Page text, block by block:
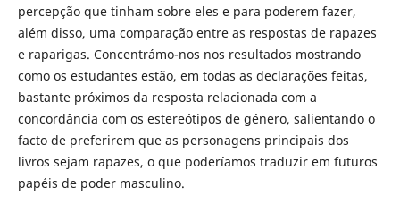
percepção que tinham sobre eles e para poderem fazer,
além disso, uma comparação entre as respostas de rapazes
e raparigas. Concentrámo-nos nos resultados mostrando
como os estudantes estão, em todas as declarações feitas,
bastante próximos da resposta relacionada com a
concordância com os estereótipos de género, salientando o
facto de preferirem que as personagens principais dos
livros sejam rapazes, o que poderíamos traduzir em futuros
papéis de poder masculino.